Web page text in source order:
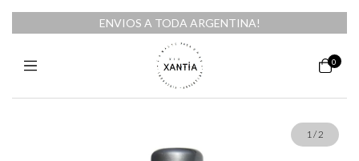
ENVIOS A TODA ARGENTINA!
0
1/2